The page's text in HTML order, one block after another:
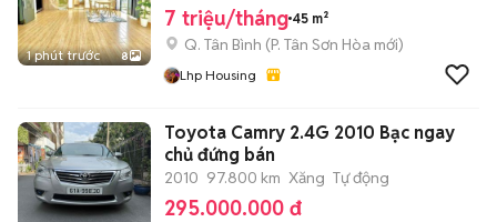
1 phút trước 8
7 triệu/tháng 45 m²
Q. Tân Bình (P. Tân Sơn Hòa mới)
Lhp Housing
Toyota Camry 2.4G 2010 Bạc ngay
chủ đứng bán
2010 97.800 km Xăng Tự động
295.000.000 đ